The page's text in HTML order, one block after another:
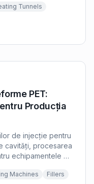
Tunnels
PET:
Producția
de injecție pentru
cavități, procesarea
echipamentele de
Machines Fillers